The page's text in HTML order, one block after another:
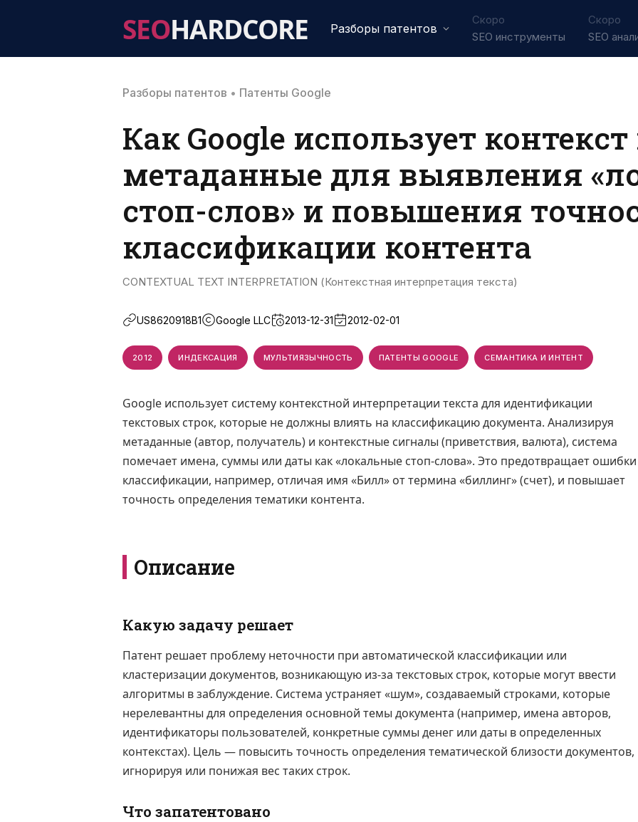
SEOHARDCORE Разборы патентов
Скоро
SEO инструменты
Скоро
SEO
Разборы патентов • Патенты Google
Как Google использует
метаданные для выявления
стоп-слов» и повышения
классификации контента
CONTEXTUAL TEXT INTERPRETATION (Контекстная интерпретация текста)
US8620918B1 Google LLC 2013-12-31 2012-02-01
2012 ИНДЕКСАЦИЯ МУЛЬТИЯЗЫЧНОСТЬ ПАТЕНТЫ GOOGLE СЕМАНТИКА И ИНТЕНТ
Google использует систему контекстной интерпретации текста для идентификации
текстовых строк, которые не должны влиять на классификацию документа. Анализируя
метаданные (автор, получатель) и контекстные сигналы (приветствия, валюта), система
помечает имена, суммы или даты как «локальные стоп-слова». Это предотвращает ошибки
классификации, например, отличая имя «Билл» от термина «биллинг» (счет), и повышает
точность определения тематики контента.
Описание
Какую задачу решает
Патент решает проблему неточности при автоматической классификации или
кластеризации документов, возникающую из-за текстовых строк, которые могут ввести
алгоритмы в заблуждение. Система устраняет «шум», создаваемый строками, которые
нерелевантны для определения основной темы документа (например, имена авторов,
идентификаторы пользователей, конкретные суммы денег или даты в определенных
контекстах). Цель — повысить точность определения тематической близости документов,
игнорируя или понижая вес таких строк.
Что запатентовано